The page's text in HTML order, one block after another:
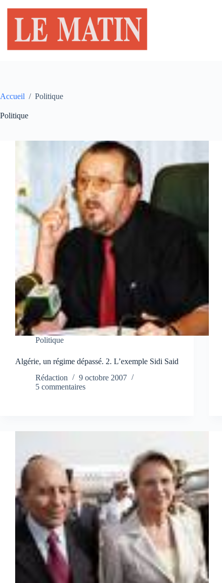
contenu
Accueil / Politique
Politique
Politique
Algérie, un régime dépassé. 2. L’exemple Sidi Said
Rédaction
9 octobre 2007
5 commentaires